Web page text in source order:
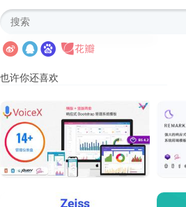
也许你还喜欢